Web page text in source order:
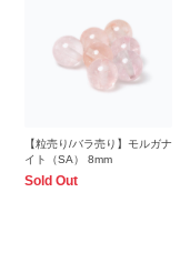
【粒売り/バラ売り】モルガナ
イト（SA） 8mm
Sold Out